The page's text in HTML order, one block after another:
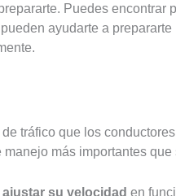
Puedes encontrar
ayudarte a
tráfico que los
más importantes
su velocidad en